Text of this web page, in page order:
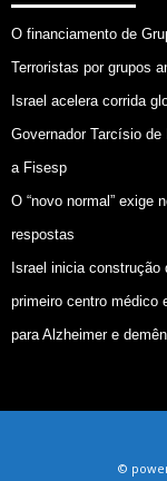
O financiamento de
Terroristas por grupos
Israel acelera corrida
Governador Tarcísio
a Fisesp
O “novo normal” exige
respostas
Israel inicia construção
primeiro centro médico
para Alzheimer e
©